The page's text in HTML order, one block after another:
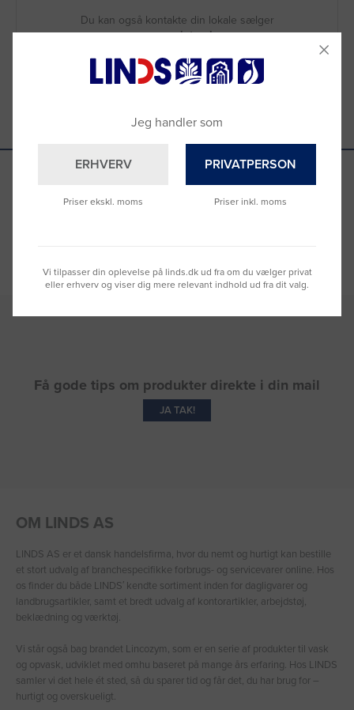
Du kan også kontakte din lokale sælger
–se oversigten her
Se hvad vores kunder siger
Få gode tips om produkter direkte i din mail
JA TAK!
OM LINDS AS
LINDS AS er et dansk handelsfirma, hvor du nemt og hurtigt kan bestille
et stort udvalg af branchespecifikke forbrugs- og servicevarer online. Hos
os finder du både LINDS′ kendte sortiment inden for dagligvarer og
landbrugsartikler, samt et bredt udvalg af kontorartikler, arbejdstøj,
beklædning og værktøj.
Vi står også bag brandet Lincozym, som er en serie af produkter til vask
og opvask, udviklet med omhu baseret på mange års erfaring. Hos LINDS
samler vi det hele ét sted, så du sparer tid og får det, du har brug for –
hurtigt og overskueligt.
Jeg handler som
ERHVERV
Priser ekskl. moms
PRIVATPERSON
Priser inkl. moms
Vi tilpasser din oplevelse på linds.dk ud fra om du vælger privat
eller erhverv og viser dig mere relevant indhold ud fra dit valg.